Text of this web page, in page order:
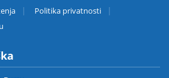
Politika privatnosti